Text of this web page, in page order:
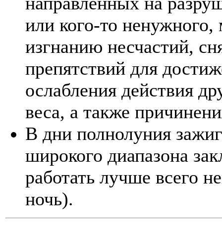
или кого-то
изгнанию несчастий,
препятствий для
ослабления действия
веса, а также
В дни полнолуния
широкого диапазона
работать лучше всего
ночь).